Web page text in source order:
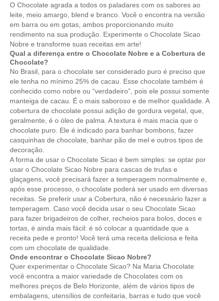
O Chocolate agrada a todos os paladares com os sabores ao
leite, meio amargo, blend e branco. Você o encontra na versão
em barra ou em gotas, ambos proporcionando muito
rendimento na sua produção. Experimente o Chocolate Sicao
Nobre e transforme suas receitas em arte!
Qual a diferença entre o Chocolate Nobre e a Cobertura de
Chocolate?
No Brasil, para o chocolate ser considerado puro é preciso que
ele tenha no mínimo 25% de cacau. Esse chocolate também é
conhecido como nobre ou “verdadeiro”, pois ele possui somente
manteiga de cacau. É o mais saboroso e de melhor qualidade. A
cobertura de chocolate possui adição de gordura vegetal, que,
geralmente, é o óleo de palma. A textura é mais macia que o
chocolate puro. Ele é indicado para banhar bombons, fazer
casquinhas de chocolate, banhar pão de mel e outros tipos de
decoração.
A forma de usar o Chocolate Sicao é bem simples: se optar por
usar o Chocolate Sicao Nobre para cascas de trufas e
glaçagens, você precisará fazer a temperagem normalmente e,
após esse processo, o chocolate poderá ser usado em diversas
receitas. Se preferir usar a Cobertura, não é necessário fazer a
temperagem. Caso você decida usar o seu Chocolate Sicao
para fazer brigadeiros de colher, recheios para bolos, doces e
tortas, é ainda mais fácil: é só colocar a quantidade que a
receita pede e pronto! Você terá uma receita deliciosa e feita
com um chocolate de qualidade.
Onde encontrar o Chocolate Sicao Nobre?
Quer experimentar o Chocolate Sicao? Na Maria Chocolate
você encontra a maior variedade de Chocolates com os
melhores preços de Belo Horizonte, além de vários tipos de
embalagens, utensílios de confeitaria, barras e tudo que você